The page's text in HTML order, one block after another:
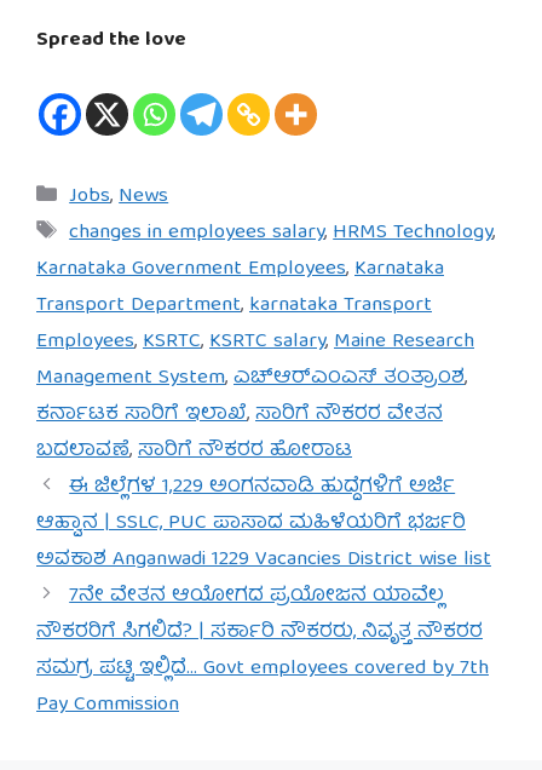
Spread the love
Categories
Jobs,News
Tags
changes in employees salary,HRMS Technology,
Karnataka Government Employees,Karnataka
Transport Department,karnataka Transport
Employees,KSRTC,KSRTC salary,Maine Research
Management System,ಎಚ್‌ಆರ್‌ಎಂಎಸ್ ತಂತ್ರಾಂಶ,
ಕರ್ನಾಟಕ ಸಾರಿಗೆ ಇಲಾಖೆ,ಸಾರಿಗೆ ನೌಕರರ ವೇತನ
ಬದಲಾವಣೆ,ಸಾರಿಗೆ ನೌಕರರ ಹೋರಾಟ
ಈ ಜಿಲ್ಲೆಗಳ 1,229 ಅಂಗನವಾಡಿ ಹುದ್ದೆಗಳಿಗೆ ಅರ್ಜಿ
ಆಹ್ವಾನ | SSLC, PUC ಪಾಸಾದ ಮಹಿಳೆಯರಿಗೆ ಭರ್ಜರಿ
ಅವಕಾಶ Anganwadi 1229 Vacancies District wise list
7ನೇ ವೇತನ ಆಯೋಗದ ಪ್ರಯೋಜನ ಯಾವೆಲ್ಲ
ನೌಕರರಿಗೆ ಸಿಗಲಿದೆ? | ಸರ್ಕಾರಿ ನೌಕರರು, ನಿವೃತ್ತ ನೌಕರರ
ಸಮಗ್ರ ಪಟ್ಟಿ ಇಲ್ಲಿದೆ… Govt employees covered by 7th
Pay Commission